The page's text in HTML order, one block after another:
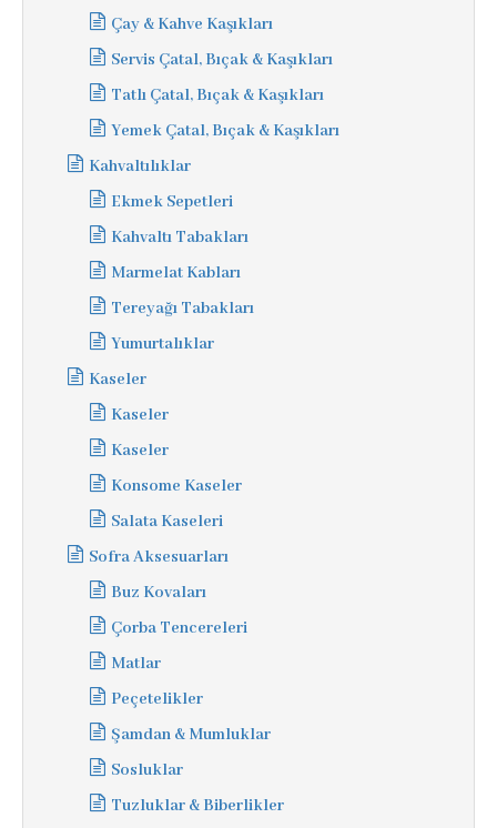
Çay & Kahve Kaşıkları
Servis Çatal, Bıçak & Kaşıkları
Tatlı Çatal, Bıçak & Kaşıkları
Yemek Çatal, Bıçak & Kaşıkları
Kahvaltılıklar
Ekmek Sepetleri
Kahvaltı Tabakları
Marmelat Kabları
Tereyağı Tabakları
Yumurtalıklar
Kaseler
Kaseler
Kaseler
Konsome Kaseler
Salata Kaseleri
Sofra Aksesuarları
Buz Kovaları
Çorba Tencereleri
Matlar
Peçetelikler
Şamdan & Mumluklar
Sosluklar
Tuzluklar & Biberlikler